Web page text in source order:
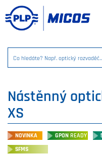
Nástěnný
XS
NOVINKA GPON READY
SFMS